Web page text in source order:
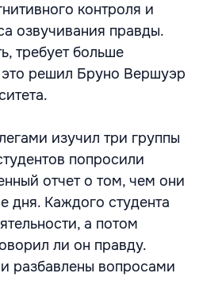
контроля и
озвучивания правды.
требует больше
решил Бруно Вершуэр
изучил три группы
попросили
отчет о том, чем они
дня. Каждого студента
а потом
ли он правду.
разбавлены вопросами